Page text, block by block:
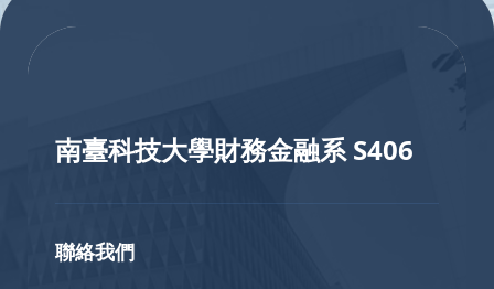
南臺科技大學財務金融系 S406
聯絡我們